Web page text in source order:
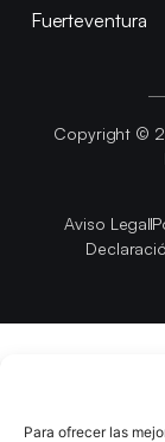
Para ofrecer las
Fuerteventura
Copyright ©
Aviso Legal